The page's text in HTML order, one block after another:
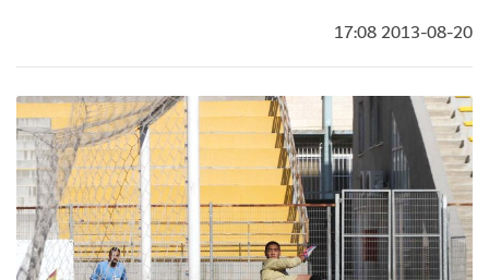
2013-08-20 17:08